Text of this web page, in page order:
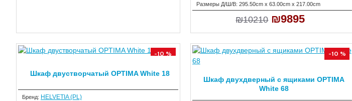
Размеры Д/Ш/В: 295.50cm x 63.00cm x 217.00cm
₪10210 ₪9895
-10 %
Бренд: HELVETIA (PL)
Шкаф двустворчатый OPTIMA White 18
-10 %
Шкаф двухдверный с ящиками OPTIMA
White 68